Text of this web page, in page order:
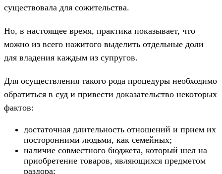
существовала для сожительства.
Но, в настоящее время, практика показывает, что
можно из всего нажитого выделить отдельные доли
для владения каждым из супругов.
Для осуществления такого рода процедуры необходимо
обратиться в суд и привести доказательство некоторых
фактов:
достаточная длительность отношений и прием их
посторонними людьми, как семейных;
наличие совместного бюджета, который шел на
приобретение товаров, являющихся предметом
раздора;